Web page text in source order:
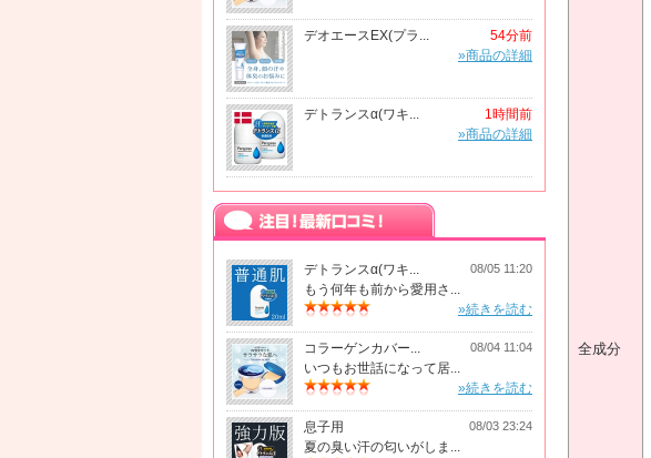
デオエースEX(プラ...
54分前
»商品の詳細
デトランスα(ワキ...
1時間前
»商品の詳細
デトランスα(ワキ... 08/05 11:20
もう何年も前から愛用さ...
»続きを読む
コラーゲンカバー... 08/04 11:04
いつもお世話になって居...
»続きを読む
息子用 08/03 23:24
夏の臭い汗の匂いがしま...
全成分